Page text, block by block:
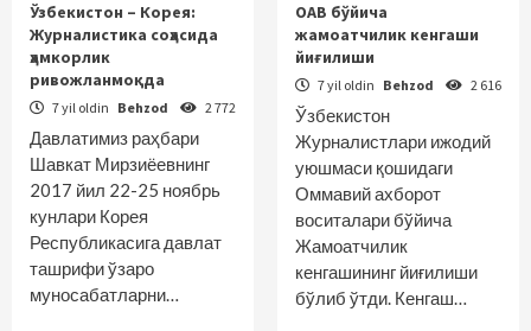
Ўзбекистон – Корея:
Журналистика соҳасида
ҳамкорлик
ривожланмоқда
7 yil oldin Behzod 2 772
Давлатимиз раҳбари
Шавкат Мирзиёевнинг
2017 йил 22-25 ноябрь
кунлари Корея
Республикасига давлат
ташрифи ўзаро
муносабатларни…
ОАВ бўйича
жамоатчилик кенгаши
йиғилиши
7 yil oldin Behzod 2 616
Ўзбекистон
Журналистлари ижодий
уюшмаси қошидаги
Оммавий ахборот
воситалари бўйича
Жамоатчилик
кенгашининг йиғилиши
бўлиб ўтди. Кенгаш…